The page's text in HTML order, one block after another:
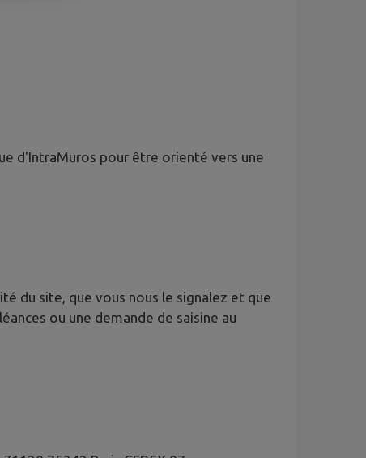
d'IntraMuros pour être orienté vers une
du site, que vous nous le signalez et que
ou une demande de saisine au